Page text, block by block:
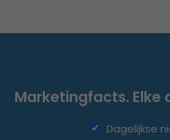
Marketingfacts. Elke
Dagelijkse